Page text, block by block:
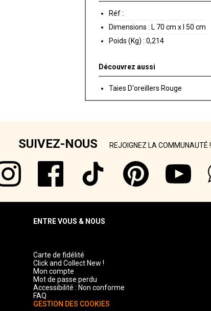
Réf :
Dimensions : L 70 cm x l 50 cm
Poids (Kg) : 0,214
Découvrez aussi
Taies D'oreillers Rouge
SUIVEZ-NOUS REJOIGNEZ LA COMMUNAUTÉ !
ENTRE VOUS & NOUS
Carte de fidélité
Click and Collect New !
Mon compte
Mot de passe perdu
Accessibilité : Non conforme
FAQ
GESTION DES COOKIES